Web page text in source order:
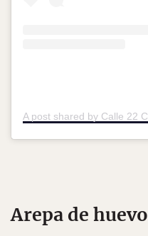
Arepa de huevo